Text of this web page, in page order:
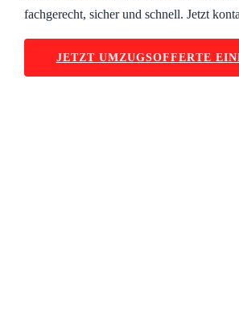
fachgerecht, sicher und schnell. Jetzt
JETZT UMZUGSOFFERTE